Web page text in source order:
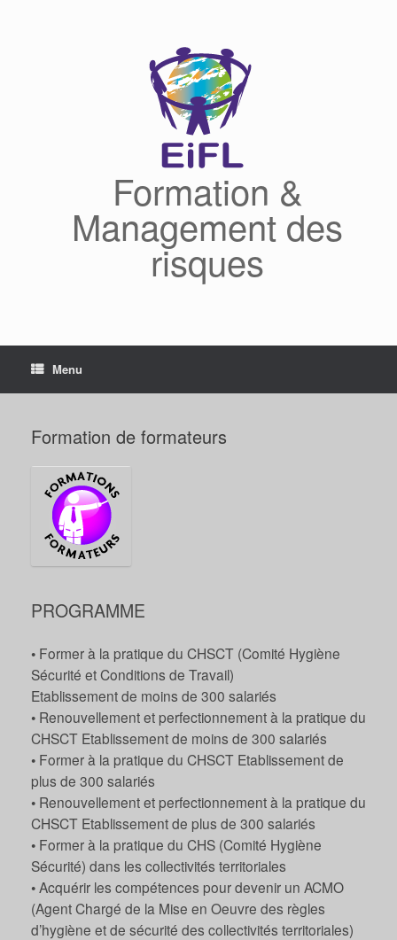
Formation &
Management des
risques
Menu
Formation de formateurs
PROGRAMME
• Former à la pratique du CHSCT (Comité Hygiène
Sécurité et Conditions de Travail)
Etablissement de moins de 300 salariés
• Renouvellement et perfectionnement à la pratique du
CHSCT Etablissement de moins de 300 salariés
• Former à la pratique du CHSCT Etablissement de
plus de 300 salariés
• Renouvellement et perfectionnement à la pratique du
CHSCT Etablissement de plus de 300 salariés
• Former à la pratique du CHS (Comité Hygiène
Sécurité) dans les collectivités territoriales
• Acquérir les compétences pour devenir un ACMO
(Agent Chargé de la Mise en Oeuvre des règles
d’hygiène et de sécurité des collectivités territoriales)